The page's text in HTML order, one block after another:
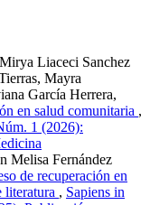
Liaceci Sanchez
Mayra
García Herrera,
en salud comunitaria ,
1 (2026):
Melisa Fernández
de recuperación en
literatura , Sapiens in